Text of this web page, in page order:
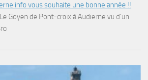
info vous souhaite une bonne année !!
Le Goyen de Pont-croix à Audierne vu d’un